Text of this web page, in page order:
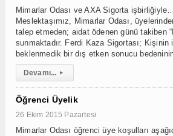
Mimarlar Odası ve AXA Sigorta
Meslektaşımız, Mimarlar Odası,
talep etmeden; aidat ödenen günü takiben
sunmaktadır. Ferdi Kaza Sigortası; Kişinin
beklenmedik bir dış etken sonucu
Devamı... ▸
Öğrenci Üyelik
26 Ekim 2015 Pazartesi
Mimarlar Odası öğrenci üye koşulları